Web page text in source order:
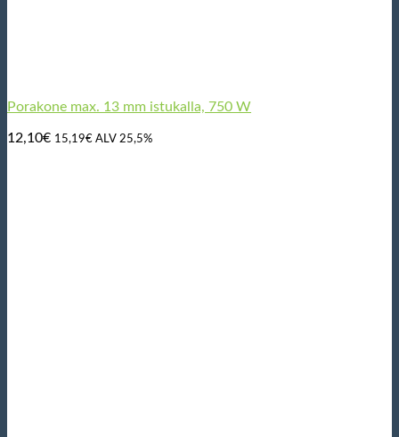
Porakone max. 13 mm istukalla, 750 W
12,10€ 15,19€ ALV 25,5%